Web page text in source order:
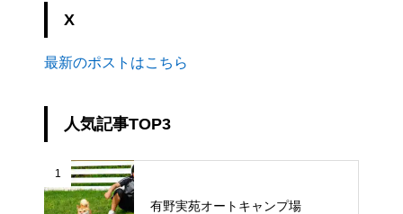
X
最新のポストはこちら
人気記事TOP3
1
有野実苑オートキャンプ場